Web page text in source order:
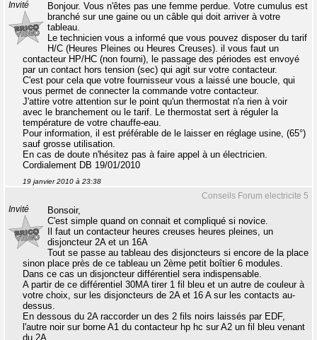
Invité
Bonjour. Vous n'êtes pas une femme perdue. Votre cumulus est
branché sur une gaine ou un câble qui doit arriver à votre
tableau.
Le technicien vous a informé que vous pouvez disposer du tarif
H/C (Heures Pleines ou Heures Creuses). il vous faut un
contacteur HP/HC (non fourni), le passage des périodes est envoyé
par un contact hors tension (sec) qui agit sur votre contacteur.
C'est pour cela que votre fournisseur vous a laissé une boucle, qui
vous permet de connecter la commande votre contacteur.
J'attire votre attention sur le point qu'un thermostat n'a rien à voir
avec le branchement ou le tarif. Le thermostat sert à réguler la
température de votre chauffe-eau.
Pour information, il est préférable de le laisser en réglage usine, (65°)
sauf grosse utilisation.
En cas de doute n'hésitez pas à faire appel à un électricien.
Cordialement DB 19/01/2010
19 janvier 2010 à 23:38
Conseils Forum electricite 5
Invité
Bonsoir,
C'est simple quand on connait et compliqué si novice.
Il faut un contacteur heures creuses heures pleines, un
disjoncteur 2A et un 16A
Tout se passe au tableau des disjoncteurs si encore de la place
sinon place près de ce tableau un 2ème petit boîtier 6 modules.
Dans ce cas un disjoncteur différentiel sera indispensable.
A partir de ce différentiel 30MA tirer 1 fil bleu et un autre de couleur à
votre choix, sur les disjoncteurs de 2A et 16 A sur les contacts au-
dessus.
En dessous du 2A raccorder un des 2 fils noirs laissés par EDF,
l'autre noir sur borne A1 du contacteur hp hc sur A2 un fil bleu venant
du 2A.